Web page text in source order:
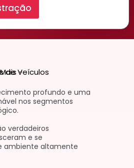
profundo e uma
nos segmentos
verdadeiros
e se
ambiente altamente